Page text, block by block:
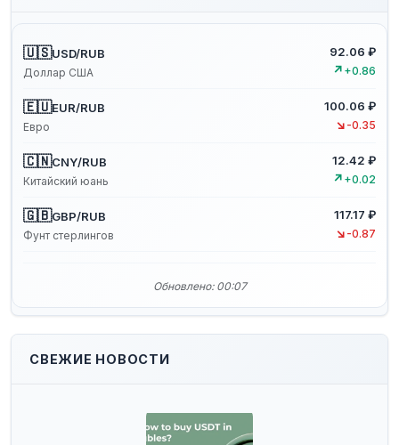
🇺🇸USD/RUB
Доллар США
92.06 ₽
↗ +0.86
🇪🇺EUR/RUB
Евро
100.06 ₽
↘ -0.35
🇨🇳CNY/RUB
Китайский юань
12.42 ₽
↗ +0.02
🇬🇧GBP/RUB
Фунт стерлингов
117.17 ₽
↘ -0.87
Обновлено: 00:07
СВЕЖИЕ НОВОСТИ